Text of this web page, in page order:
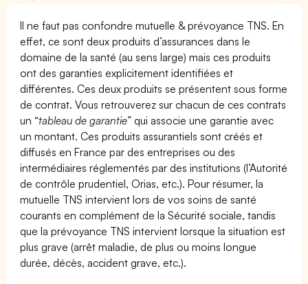
Il ne faut pas confondre mutuelle & prévoyance TNS. En
effet, ce sont deux produits d’assurances dans le
domaine de la santé (au sens large) mais ces produits
ont des garanties explicitement identifiées et
différentes. Ces deux produits se présentent sous forme
de contrat. Vous retrouverez sur chacun de ces contrats
un “tableau de garantie” qui associe une garantie avec
un montant. Ces produits assurantiels sont créés et
diffusés en France par des entreprises ou des
intermédiaires réglementés par des institutions (l’Autorité
de contrôle prudentiel, Orias, etc.). Pour résumer, la
mutuelle TNS intervient lors de vos soins de santé
courants en complément de la Sécurité sociale, tandis
que la prévoyance TNS intervient lorsque la situation est
plus grave (arrêt maladie, de plus ou moins longue
durée, décès, accident grave, etc.).